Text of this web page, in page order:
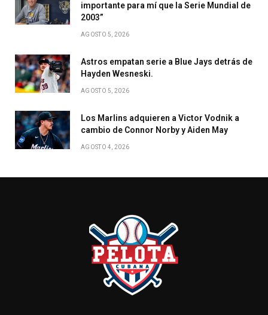
importante para mí que la Serie Mundial de
2003”
AGOSTO 5, 2026
Astros empatan serie a Blue Jays detrás de
Hayden Wesneski.
AGOSTO 5, 2026
Los Marlins adquieren a Victor Vodnik a
cambio de Connor Norby y Aiden May
AGOSTO 4, 2026